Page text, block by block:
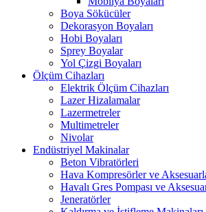
Boya Sökücüler
Dekorasyon Boyaları
Hobi Boyaları
Sprey Boyalar
Yol Çizgi Boyaları
Ölçüm Cihazları
Elektrik Ölçüm Cihazları
Lazer Hizalamalar
Lazermetreler
Multimetreler
Nivolar
Endüstriyel Makinalar
Beton Vibratörleri
Hava Kompresörler ve
Havalı Gres Pompası ve
Jeneratörler